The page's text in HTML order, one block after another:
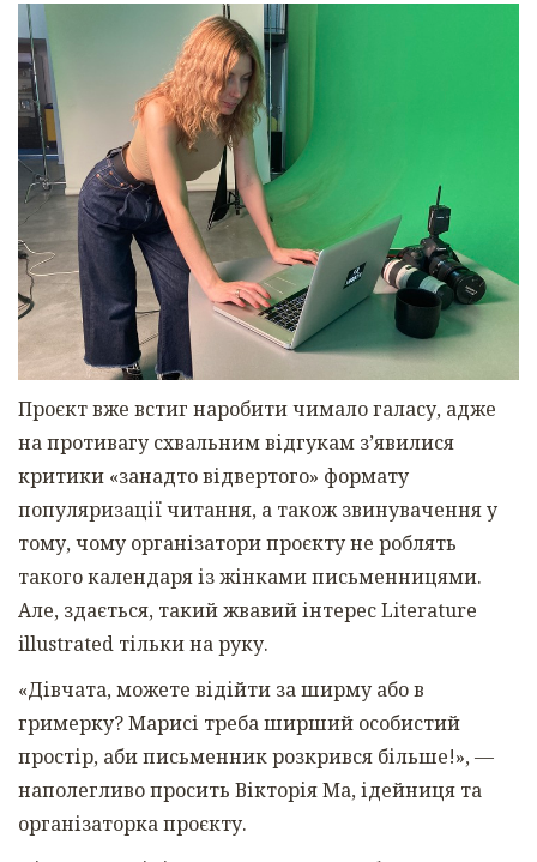
Проєкт вже встиг наробити чимало галасу, адже
на противагу схвальним відгукам з’явилися
критики «занадто відвертого» формату
популяризації читання, а також звинувачення у
тому, чому організатори проєкту не роблять
такого календаря із жінками письменницями.
Але, здається, такий жвавий інтерес Literature
illustrated тільки на руку.
«Дівчата, можете відійти за ширму або в
гримерку? Марисі треба ширший особистий
простір, аби письменник розкрився більше!», —
наполегливо просить Вікторія Ма, ідейниця та
організаторка проєкту.